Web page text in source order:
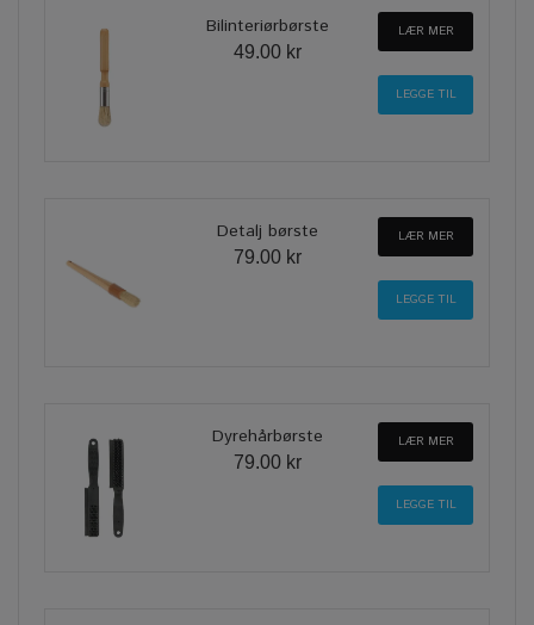
Bilinteriørbørste
49.00 kr
LÆR MER
Detalj børste
79.00 kr
LÆR MER
Dyrehårbørste
79.00 kr
LÆR MER